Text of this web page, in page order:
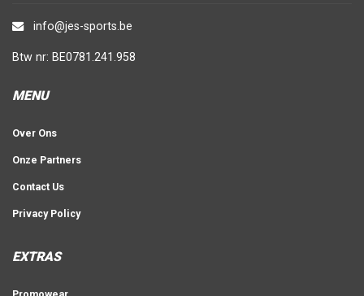
info@jes-sports.be
Btw nr: BE0781.241.958
MENU
Over Ons
Onze Partners
Contact Us
Privacy Policy
EXTRAS